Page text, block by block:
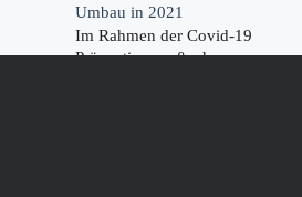
Umbau in 2021
Im Rahmen der Covid-19
Präventionsmaßnahmen